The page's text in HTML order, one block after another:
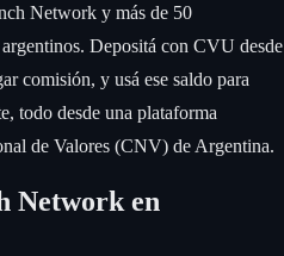
Network y más de 50
Depositá con CVU desde
comisión, y usá ese saldo para
todo desde una plataforma
de Valores (CNV) de Argentina.
Network en